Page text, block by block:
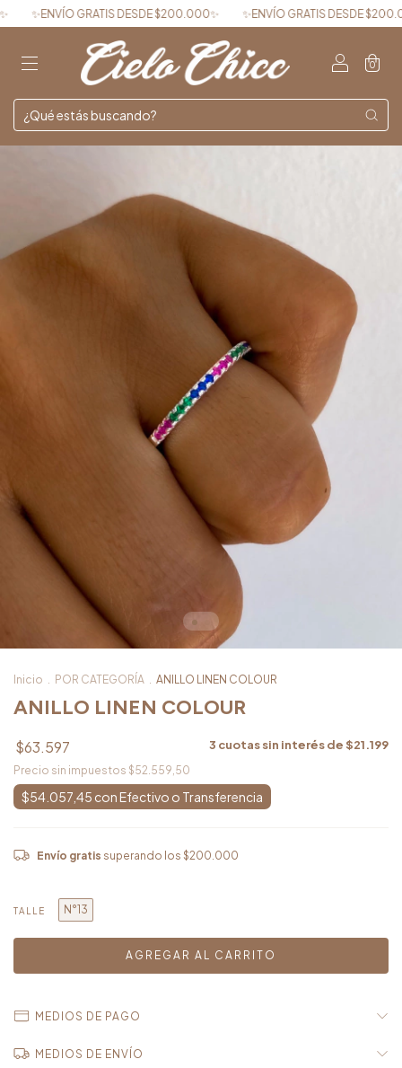
✨ENVÍO GRATIS DESDE $200.000✨ ✨ENVÍO GRATIS DESDE
0
Inicio . POR CATEGORÍA . ANILLO LINEN COLOUR
ANILLO LINEN COLOUR
$63.597 3 cuotas sin interés de$21.199
Precio sin impuestos $52.559,50
$54.057,45 con
Envío gratis superando los $200.000
TALLE N°13
MEDIOS DE PAGO
MEDIOS DE ENVÍO